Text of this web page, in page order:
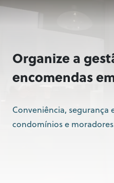
Organize a
encomendas
Conveniência, segurança
condomínios e